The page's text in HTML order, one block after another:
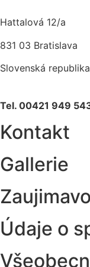
Hattalová 12/a
831 03 Bratislava
Slovenská republika
Tel. 00421 949
Kontakt
Gallerie
Údaje o